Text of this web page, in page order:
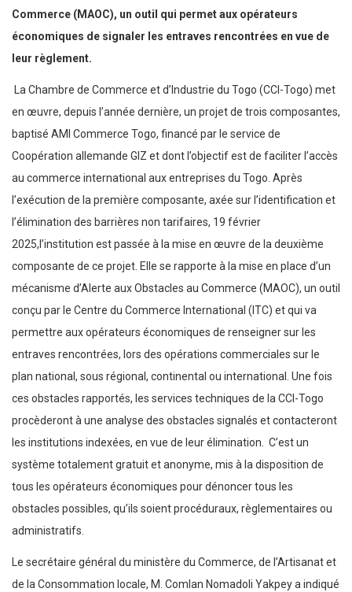
Commerce (MAOC), un outil qui permet aux opérateurs
économiques de signaler les entraves rencontrées en vue de
leur règlement.
La Chambre de Commerce et d’Industrie du Togo (CCI-Togo) met
en œuvre, depuis l’année dernière, un projet de trois composantes,
baptisé AMI Commerce Togo, financé par le service de
Coopération allemande GIZ et dont l’objectif est de faciliter l’accès
au commerce international aux entreprises du Togo. Après
l’exécution de la première composante, axée sur l’identification et
l’élimination des barrières non tarifaires, 19 février
2025,l’institution est passée à la mise en œuvre de la deuxième
composante de ce projet. Elle se rapporte à la mise en place d’un
mécanisme d’Alerte aux Obstacles au Commerce (MAOC), un outil
conçu par le Centre du Commerce International (ITC) et qui va
permettre aux opérateurs économiques de renseigner sur les
entraves rencontrées, lors des opérations commerciales sur le
plan national, sous régional, continental ou international. Une fois
ces obstacles rapportés, les services techniques de la CCI-Togo
procèderont à une analyse des obstacles signalés et contacteront
les institutions indexées, en vue de leur élimination. C’est un
système totalement gratuit et anonyme, mis à la disposition de
tous les opérateurs économiques pour dénoncer tous les
obstacles possibles, qu’ils soient procéduraux, règlementaires ou
administratifs.
Le secrétaire général du ministère du Commerce, de l’Artisanat et
de la Consommation locale, M. Comlan Nomadoli Yakpey a indiqué